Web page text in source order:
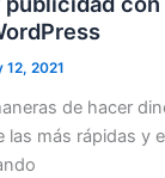
12, 2021
de hacer
las más rápidas y